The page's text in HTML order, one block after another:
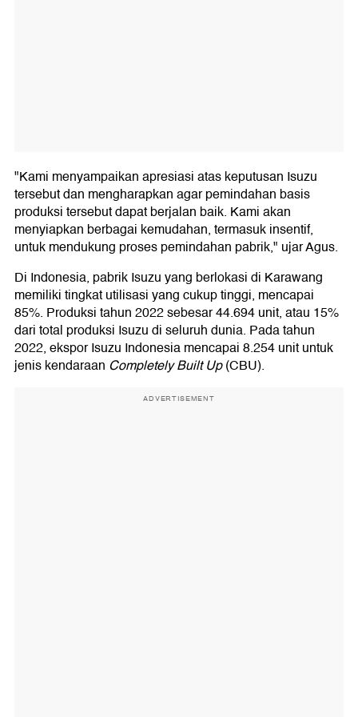
"Kami menyampaikan apresiasi atas keputusan Isuzu
tersebut dan mengharapkan agar pemindahan basis
produksi tersebut dapat berjalan baik. Kami akan
menyiapkan berbagai kemudahan, termasuk insentif,
untuk mendukung proses pemindahan pabrik," ujar Agus.
Di Indonesia, pabrik Isuzu yang berlokasi di Karawang
memiliki tingkat utilisasi yang cukup tinggi, mencapai
85%. Produksi tahun 2022 sebesar 44.694 unit, atau 15%
dari total produksi Isuzu di seluruh dunia. Pada tahun
2022, ekspor Isuzu Indonesia mencapai 8.254 unit untuk
jenis kendaraan Completely Built Up(CBU).
ADVERTISEMENT